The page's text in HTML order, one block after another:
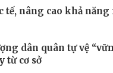
tế, nâng cao khả
dân quân tự vệ
từ cơ sở